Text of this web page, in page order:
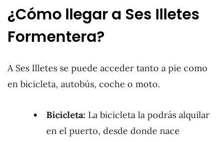
¿Cómo llegar a Ses Illetes
Formentera?
A Ses Illetes se puede acceder tanto a pie como
en bicicleta, autobús, coche o moto.
Bicicleta: La bicicleta la podrás alquilar
en el puerto, desde donde nace